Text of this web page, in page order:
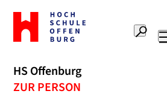
Zur
Startseite
Hochschule
Suche
HS Offenburg
ZUR PERSON